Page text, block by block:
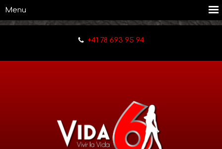
+41 78 693 95 94